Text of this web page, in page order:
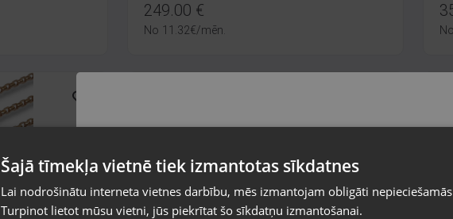
249.00 €
No 11.32€/mēn. No
valsti
Vietnes saturs būs attēlots izvēlētajā valodā
Šajā tīmekļa vietnē tiek izmantotas sīkdatnes
Lai nodrošinātu interneta vietnes darbību, mēs izmantojam obligāti
Turpinot lietot mūsu vietni, jūs piekrītat šo sīkdatņu izmantošanai.